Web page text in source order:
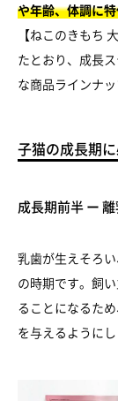
や年齢、体調に
【ねこのきもち
たとおり、成長
な商品ラインナ
子猫の成長期
成長期前半 ー
乳歯が生えそろ
の時期です。飼
ることになるた
を与えるようにし